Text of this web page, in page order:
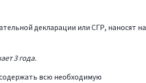
декларации или СГР, наносят на
3 года.
всю необходимую